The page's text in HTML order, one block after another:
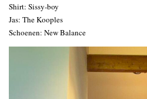
Shirt: Sissy-boy
Jas: The Kooples
Schoenen: New Balance